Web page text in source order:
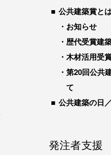
公共建築賞と
お知らせ
歴代受賞建
木材活用受
第20回公共
て
公共建築の日
発注者支援